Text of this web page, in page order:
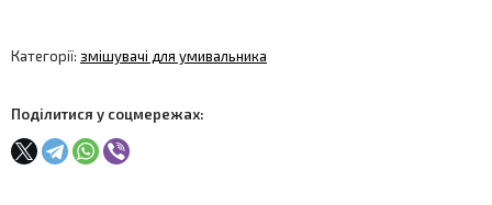
Категорії: змішувачі для умивальника
Поділитися у соцмережах: